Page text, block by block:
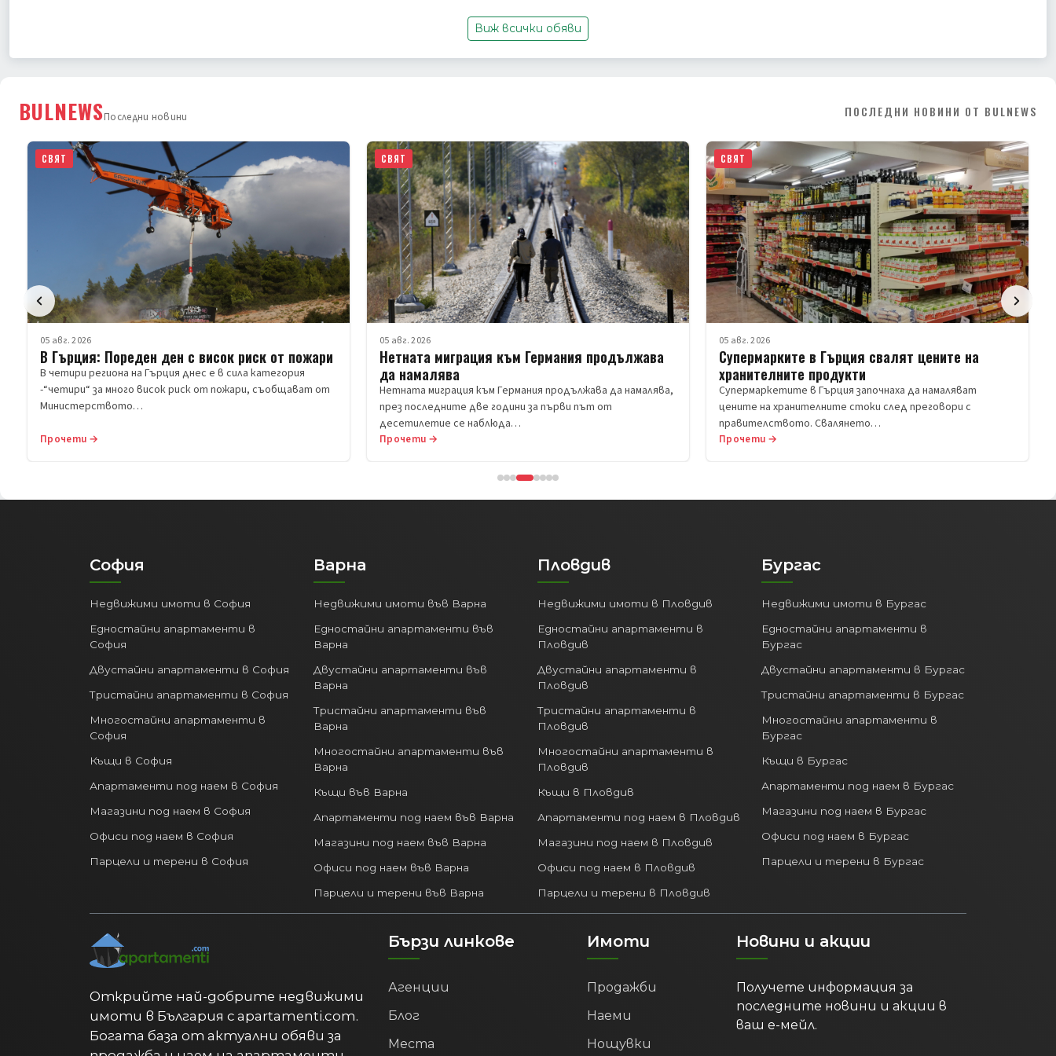
Виж всички обяви
BULNEWSПоследни новини ПОСЛЕДНИ НОВИНИ ОТ BULNEWS
СВЯТ
05 авг. 2026
В Гърция: Пореден ден с висок риск от пожари
В четири региона на Гърция днес е в сила категория
-“четири“ за много висок риск от пожари, съобщават от
Министерството…
Прочети →
СВЯТ
05 авг. 2026
Нетната миграция към Германия продължава
да намалява
Нетната миграция към Германия продължава да намалява,
през последните две години за първи път от
десетилетие се наблюда…
Прочети →
СВЯТ
05 авг. 2026
Супермарките в Гърция свалят цените на
хранителните продукти
Супермаркетите в Гърция започнаха да намаляват
цените на хранителните стоки след преговори с
правителството. Свалянето…
Прочети →
София
Недвижими имоти в София
Едностайни апартаменти в
София
Двустайни апартаменти в София
Тристайни апартаменти в София
Многостайни апартаменти в
София
Къщи в София
Апартаменти под наем в София
Магазини под наем в София
Офиси под наем в София
Парцели и терени в София
Варна
Недвижими имоти във Варна
Едностайни апартаменти във
Варна
Двустайни апартаменти във
Варна
Тристайни апартаменти във
Варна
Многостайни апартаменти във
Варна
Къщи във Варна
Апартаменти под наем във Варна
Магазини под наем във Варна
Офиси под наем във Варна
Парцели и терени във Варна
Пловдив
Недвижими имоти в Пловдив
Едностайни апартаменти в
Пловдив
Двустайни апартаменти в
Пловдив
Тристайни апартаменти в
Пловдив
Многостайни апартаменти в
Пловдив
Къщи в Пловдив
Апартаменти под наем в Пловдив
Магазини под наем в Пловдив
Офиси под наем в Пловдив
Парцели и терени в Пловдив
Бургас
Недвижими имоти в Бургас
Едностайни апартаменти в
Бургас
Двустайни апартаменти в Бургас
Тристайни апартаменти в Бургас
Многостайни апартаменти в
Бургас
Къщи в Бургас
Апартаменти под наем в Бургас
Магазини под наем в Бургас
Офиси под наем в Бургас
Парцели и терени в Бургас
Открийте най-добрите недвижими
имоти в България с apartamenti.com.
Богата база от актуални обяви за
Бързи линкове
Агенции
Блог
Места
Имоти
Продажби
Наеми
Нощувки
Новини и акции
Получете информация за
последните новини и акции в
ваш е-мейл.